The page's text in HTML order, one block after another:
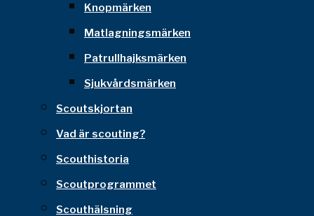
Knopmärken
Matlagningsmärken
Patrullhajksmärken
Sjukvårdsmärken
Scoutskjortan
Vad är scouting?
Scouthistoria
Scoutprogrammet
Scouthälsning